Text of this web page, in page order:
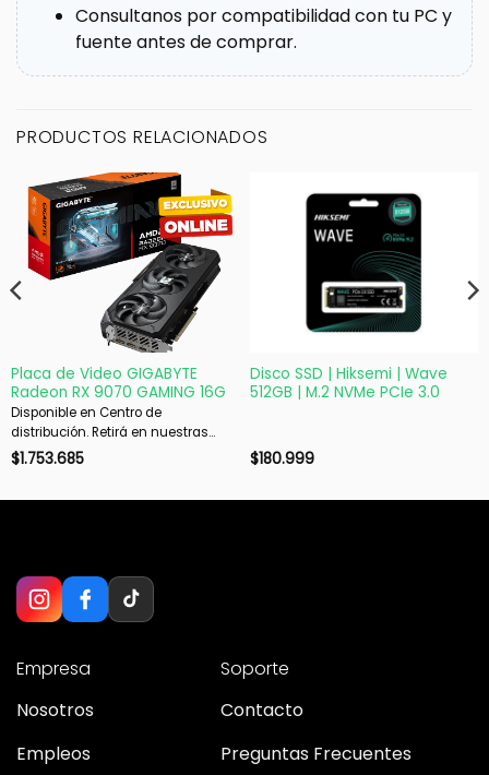
Consultanos por compatibilidad con tu PC y
fuente antes de comprar.
PRODUCTOS RELACIONADOS
Placa de Video GIGABYTE
Radeon RX 9070 GAMING 16G
Disponible en Centro de
distribución. Retirá en nuestras
sucursales en 48 hs hábiles. Si es
$1.753.685
Disco SSD | Hiksemi | Wave
512GB | M.2 NVMe PCIe 3.0
$180.999
Empresa
Nosotros
Empleos
Soporte
Contacto
Preguntas Frecuentes